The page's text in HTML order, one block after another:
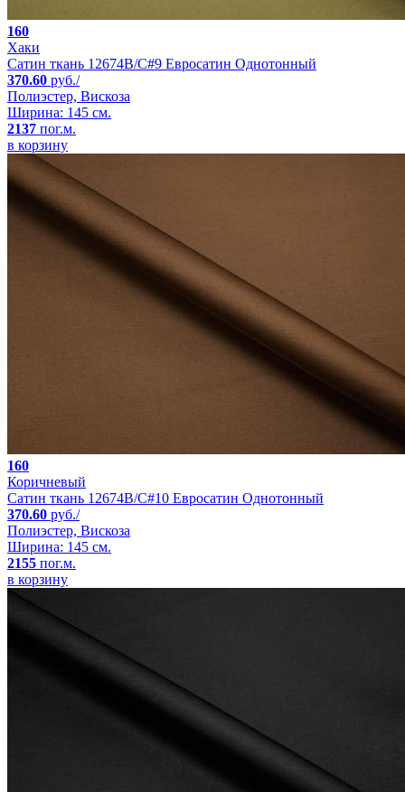
160
Хаки
Сатин ткань 12674B/C#9 Евросатин Однотонный
370.60 руб./
Полиэстер, Вискоза
Ширина: 145 см.
2137 пог.м.
в корзину
160
Коричневый
Сатин ткань 12674B/C#10 Евросатин Однотонный
370.60 руб./
Полиэстер, Вискоза
Ширина: 145 см.
2155 пог.м.
в корзину